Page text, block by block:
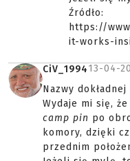
Źródło:
https://
it-works-
CiV_199413-04-
Nazwy
Wydaje mi się,
camp pin po
komory, dzięki
przednim